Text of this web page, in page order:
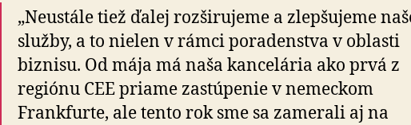
„Neustále tiež ďalej rozširujeme a zlepšujeme
služby, a to nielen v rámci poradenstva v oblasti
biznisu. Od mája má naša kancelária ako prvá z
regiónu CEE priame zastúpenie v nemeckom
Frankfurte, ale tento rok sme sa zamerali aj na